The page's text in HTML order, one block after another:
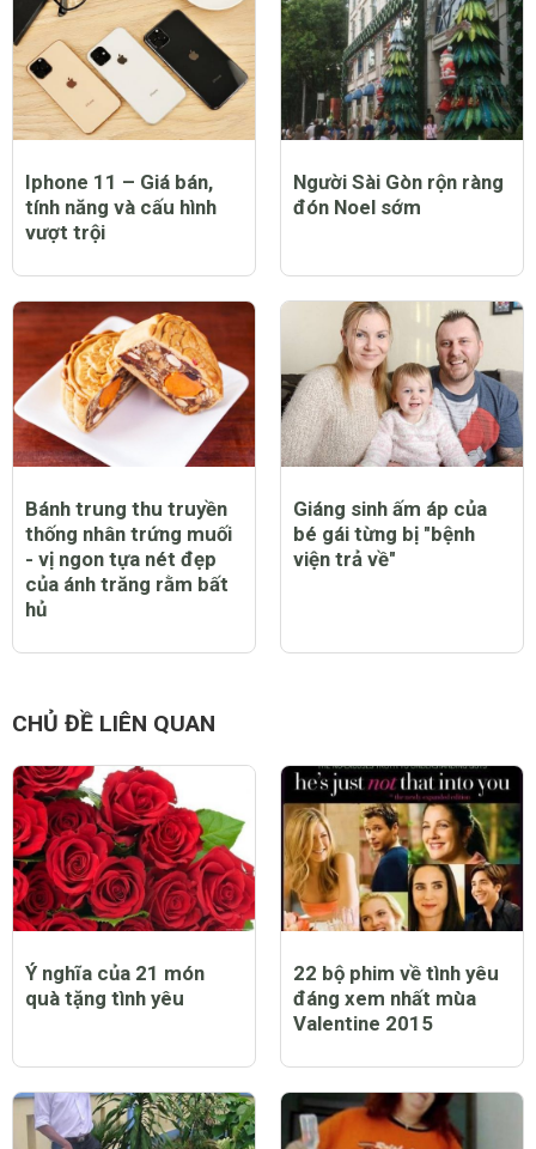
Iphone 11 – Giá bán,
tính năng và cấu hình
vượt trội
Người Sài Gòn rộn ràng
đón Noel sớm
Bánh trung thu truyền
thống nhân trứng muối
- vị ngon tựa nét đẹp
của ánh trăng rằm bất
hủ
Giáng sinh ấm áp của
bé gái từng bị "bệnh
viện trả về"
CHỦ ĐỀ LIÊN QUAN
Ý nghĩa của 21 món
quà tặng tình yêu
22 bộ phim về tình yêu
đáng xem nhất mùa
Valentine 2015